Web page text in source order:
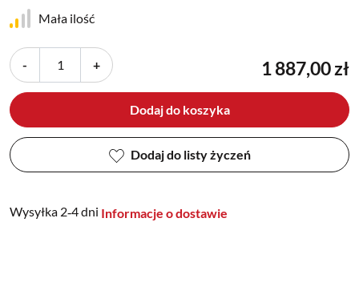
Mała ilość
- + 1 887,00 zł
Dodaj do koszyka
Dodaj do listy życzeń
Wysyłka 2‑4 dni Informacje o dostawie